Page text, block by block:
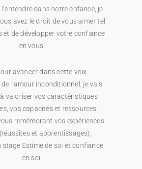
l’entendre dans notre enfance, je
avez le droit de vous aimer tel
et de développer votre confiance
en vous.
avancer dans cette voix
l’amour inconditionnel, je vais
valoriser vos caractéristiques
vos capacités et ressources
remémorant vos expériences
et apprentissages),
stage Estime de soi et confiance
en soi.